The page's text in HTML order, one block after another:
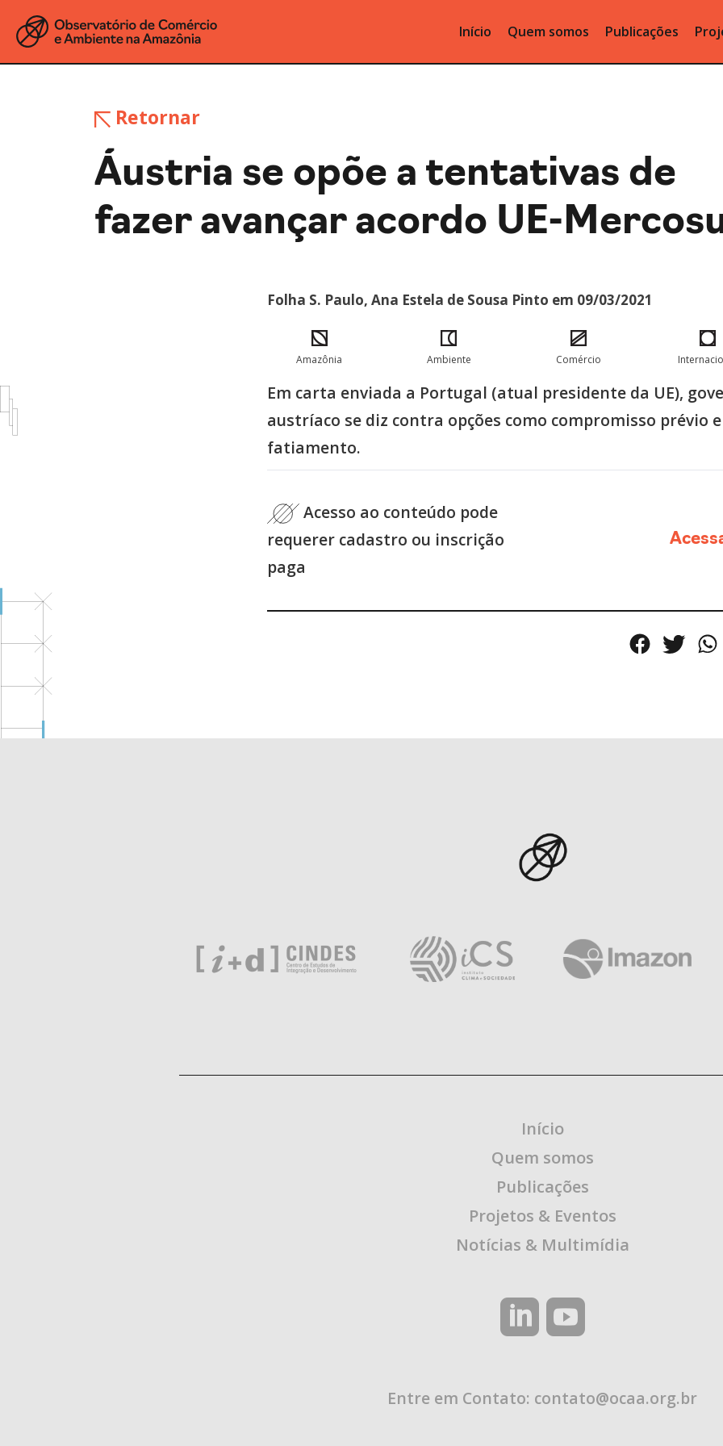
Início Quem somos Publicações
Retornar
Áustria se opõe a tentativas de
fazer avançar acordo UE-
Folha S. Paulo, Ana Estela de Sousa Pinto em 09/03/2021
Amazônia Ambiente Comércio
Em carta enviada a Portugal (atual presidente da UE),
austríaco se diz contra opções como compromisso prévio e
fatiamento.
Acesso ao conteúdo pode
requerer cadastro ou inscrição
paga
Início
Quem somos
Publicações
Projetos & Eventos
Notícias & Multimídia
Entre em Contato: contato@ocaa.org.br